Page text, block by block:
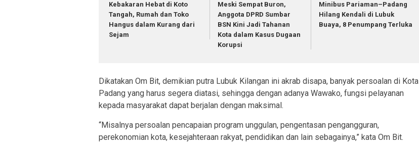
Kebakaran Hebat di Koto
Tangah, Rumah dan Toko
Hangus dalam Kurang dari
Sejam
Meski Sempat Buron,
Anggota DPRD Sumbar
BSN Kini Jadi Tahanan
Kota dalam Kasus Dugaan
Korupsi
Minibus Pariaman–Padang
Hilang Kendali di Lubuk
Buaya, 8 Penumpang Terluka
Dikatakan Om Bit, demikian putra Lubuk Kilangan ini akrab disapa, banyak persoalan di Kota
Padang yang harus segera diatasi, sehingga dengan adanya Wawako, fungsi pelayanan
kepada masyarakat dapat berjalan dengan maksimal.
“Misalnya persoalan pencapaian program unggulan, pengentasan pengangguran,
perekonomian kota, kesejahteraan rakyat, pendidikan dan lain sebagainya,” kata Om Bit.